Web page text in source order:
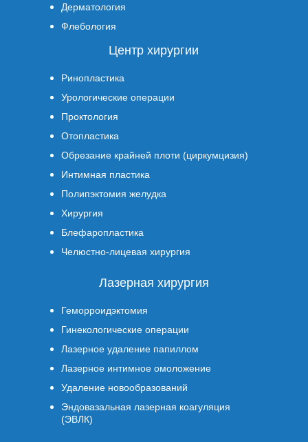
Дерматология
Флебология
Центр хирургии
Ринопластика
Урологические операции
Проктология
Отопластика
Обрезание крайней плоти (циркумцизия)
Интимная пластика
Полипэктомия желудка
Хирургия
Блефаропластика
Челюстно-лицевая хирургия
Лазерная хирургия
Геморроидэктомия
Гинекологические операции
Лазерное удаление папиллом
Лазерное интимное омоложение
Удаление новообразований
Эндовазальная лазерная коагуляция
(ЭВЛК)